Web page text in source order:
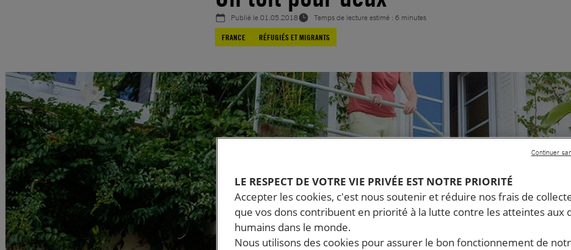
Publié le01.05.2018
Temps de lecture estimé : 6 minutes
FRANCE
RÉFUGIÉS ET MIGRANTS
LE RESPECT DE VOTRE VIE PRIVÉE EST NOTRE PRIORITÉ
Accepter les cookies, c'est nous soutenir et réduire nos frais de
que vos dons contribuent en priorité à la lutte contre les atteintes aux
humains dans le monde.
Nous utilisons des cookies pour assurer le bon fonctionnement de
Continuer